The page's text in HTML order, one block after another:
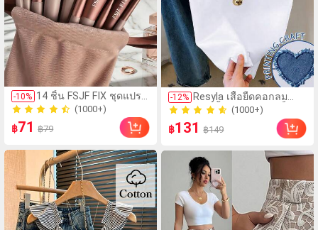
-10% 14 ชิ้น FSJF FIX ชุดแปรง
แต่งหน้า, รวมถึงแปรงอาย
แชโดว์, แปรงรองพื้น, แป
รงบีบีครีม และแปรงคอน
ซีลเลอร์ นี่คือชุดเครื่องมือ
แต่งหน้าแบบนุ่มและมัลติ
ฟังก์ชั่นที่ออกแบบมา
สำหรับผู้หญิง, มีขนแปรง
นุ่มและดีไซน์พกพา เหมาะ
สำหรับการเดินทาง, วัน
หยุด, การใช้งานที่
ชายหาด, และยังเป็นของ
(1000+)
200+ ขายแล้ว
(1000+)
200+ ขายแล้ว
฿71 ฿79
-12% Resyla เสื้อยืดคอกลม
แขนสั้นลายหัวใจสีบล็อก
ลำลองสำหรับผู้หญิง, ฤดู
ร้อน
(1000+)
300+ ขายแล้ว
(1000+)
300+ ขายแล้ว
฿131 ฿149